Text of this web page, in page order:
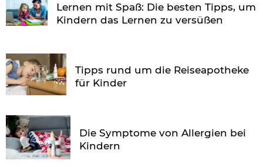
Lernen mit Spaß: Die besten Tipps, um
Kindern das Lernen zu versüßen
Tipps rund um die Reiseapotheke
für Kinder
Die Symptome von Allergien bei
Kindern